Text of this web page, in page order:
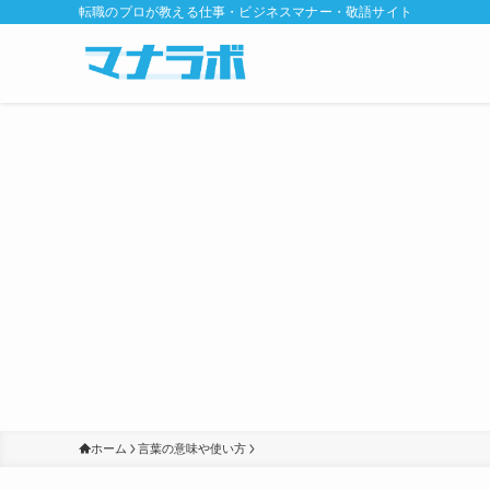
転職のプロが教える仕事・ビジネスマナー・敬語サイト
ホーム 言葉の意味や使い方